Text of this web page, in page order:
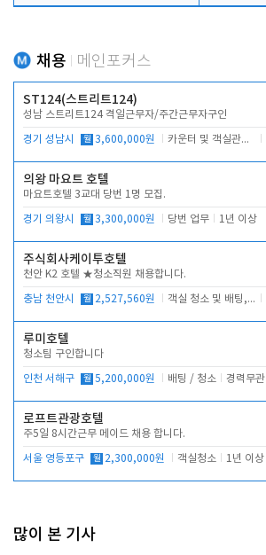
채용 메인포커스
ST124(스트리트124)
성남 스트리트124 격일근무자/주간근무자구인
경기 성남시 월 3,600,000원 카운터 및 객실관리 전반
의왕 마요트 호텔
마요트호텔 3교대 당번 1명 모집.
경기 의왕시 월 3,300,000원 당번 업무 1년 이상
주식회사케이투호텔
천안 K2 호텔 ★청소직원 채용합니다.
충남 천안시 월 2,527,560원 객실 청소 및 배팅, 주변 시설 청소
루미호텔
청소팀 구인합니다
인천 서해구 월 5,200,000원 배팅 / 청소 경력무관
로프트관광호텔
주5일 8시간근무 메이드 채용 합니다.
서울 영등포구 월 2,300,000원 객실청소 1년 이상
많이 본 기사